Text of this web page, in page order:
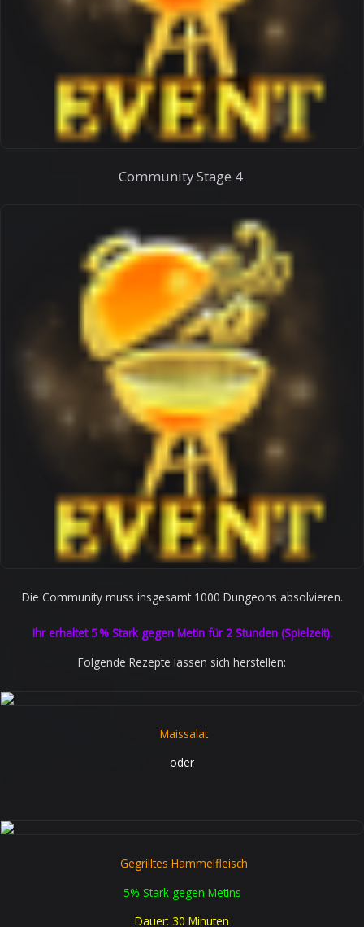
CommunityStage 4
Die Community muss insgesamt 1000 Dungeons absolvieren.
Ihr erhaltet 5 % Stark gegen Metin für 2 Stunden (Spielzeit).
Folgende Rezepte lassen sich herstellen:
Maissalat
oder
Gegrilltes Hammelfleisch
5% Stark gegen Metins
Dauer: 30 Minuten